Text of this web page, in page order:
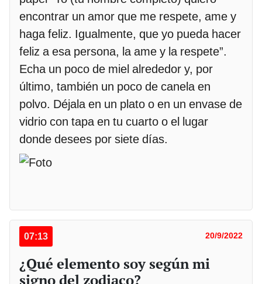
encontrar un amor que me respete, ame y
haga feliz. Igualmente, que yo pueda hacer
feliz a esa persona, la ame y la respete”.
Echa un poco de miel alrededor y, por
último, también un poco de canela en
polvo. Déjala en un plato o en un envase de
vidrio con tapa en tu cuarto o el lugar
donde desees por siete días.
07:13 20/9/2022
¿Qué elemento soy según mi
signo del zodiaco?